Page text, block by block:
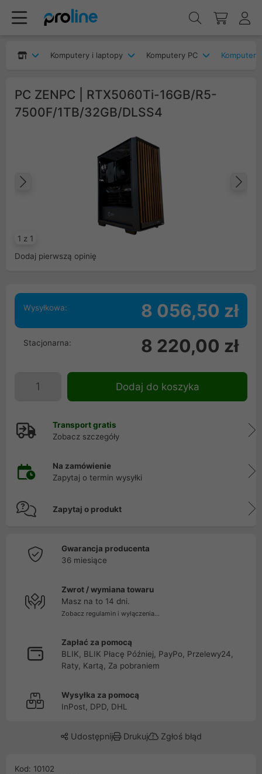
Komputery i laptopy Komputery PC
PC ZENPC | RTX5060Ti-16GB/R5-
7500F/1TB/32GB/DLSS4
1 z 1
Poprzedni
Dodaj pierwszą opinię
Wysyłkowa: 8 056,50 zł
Stacjonarna: 8 220,00 zł
Dodaj do koszyka
Transport gratis
Zobacz szczegóły
Na zamówienie
Zapytaj o termin wysyłki
Zapytaj o produkt
Gwarancja producenta
36 miesiące
Zwrot / wymiana towaru
Masz na to 14 dni.
Zobacz regulamin i wyłączenia...
Zapłać za pomocą
BLIK, BLIK Płacę Później, PayPo, Przelewy24,
Raty, Kartą, Za pobraniem
Wysyłka za pomocą
InPost, DPD, DHL
Udostępnij Drukuj Zgłoś błąd
Kod: 10102